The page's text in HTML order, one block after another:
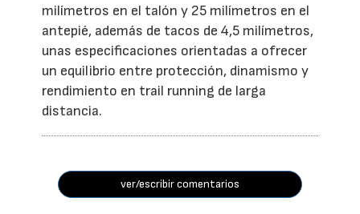
milímetros en el talón y 25 milímetros en el
antepié, además de tacos de 4,5 milímetros,
unas especificaciones orientadas a ofrecer
un equilibrio entre protección, dinamismo y
rendimiento en trail running de larga
distancia.
ver/escribir comentarios